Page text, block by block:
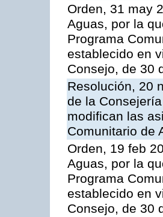
Orden, 31 may
Aguas, por la
Programa
establecido en
Consejo, de 30
Resolución, 20
de la
modifican las
Comunitario de
Orden, 19 feb
Aguas, por la
Programa
establecido en
Consejo, de 30